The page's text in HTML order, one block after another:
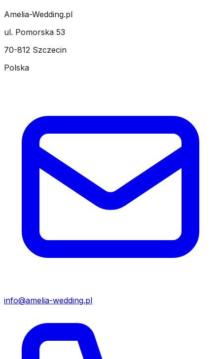
Amelia-Wedding.pl
ul. Pomorska 53
70-812 Szczecin
Polska
info@amelia-wedding.pl